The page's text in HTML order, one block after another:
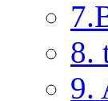
8.
9.